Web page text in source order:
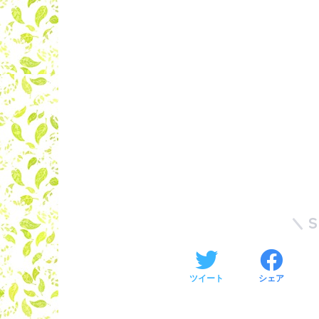
ツイート シェア